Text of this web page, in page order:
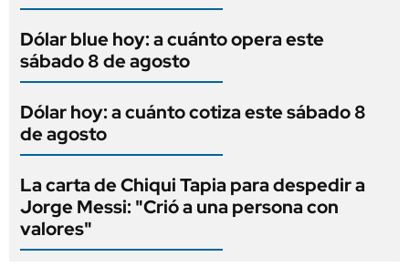
Dólar blue hoy: a cuánto opera este
sábado 8 de agosto
Dólar hoy: a cuánto cotiza este sábado 8
de agosto
La carta de Chiqui Tapia para despedir a
Jorge Messi: "Crió a una persona con
valores"